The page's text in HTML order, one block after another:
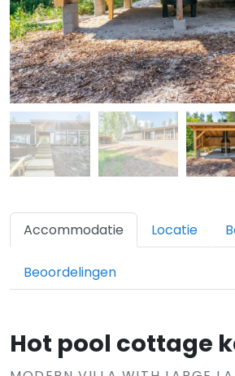
Accommodatie Locatie
Beoordelingen
Hot pool cottage